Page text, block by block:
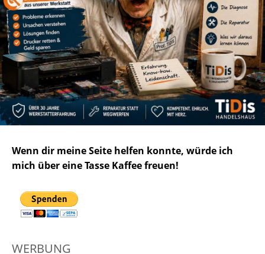
Wenn dir meine Seite helfen konnte, würde ich
mich über eine Tasse Kaffee freuen!
WERBUNG